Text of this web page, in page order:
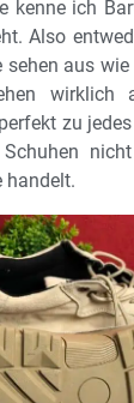
kenne ich
Also
sehen aus
wirklich
zu
handelt.